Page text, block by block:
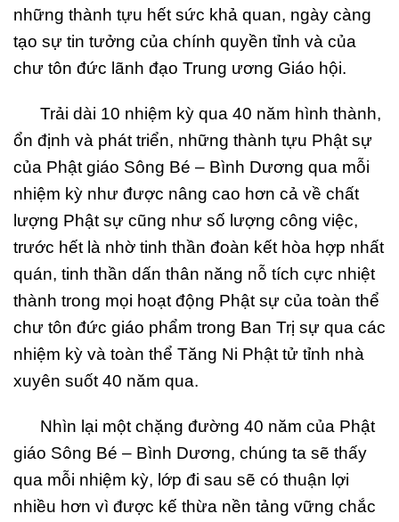
những thành tựu hết sức khả quan, ngày càng
tạo sự tin tưởng của chính quyền tỉnh và của
chư tôn đức lãnh đạo Trung ương Giáo hội.
Trải dài 10 nhiệm kỳ qua 40 năm hình thành,
ổn định và phát triển, những thành tựu Phật sự
của Phật giáo Sông Bé – Bình Dương qua mỗi
nhiệm kỳ như được nâng cao hơn cả về chất
lượng Phật sự cũng như số lượng công việc,
trước hết là nhờ tinh thần đoàn kết hòa hợp nhất
quán, tinh thần dấn thân năng nỗ tích cực nhiệt
thành trong mọi hoạt động Phật sự của toàn thể
chư tôn đức giáo phẩm trong Ban Trị sự qua các
nhiệm kỳ và toàn thể Tăng Ni Phật tử tỉnh nhà
xuyên suốt 40 năm qua.
Nhìn lại một chặng đường 40 năm của Phật
giáo Sông Bé – Bình Dương, chúng ta sẽ thấy
qua mỗi nhiệm kỳ, lớp đi sau sẽ có thuận lợi
nhiều hơn vì được kế thừa nền tảng vững chắc